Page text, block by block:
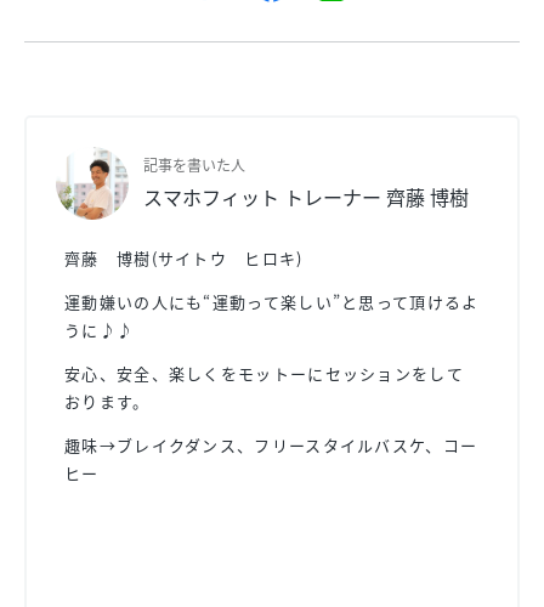
記事を書いた人
スマホフィット トレーナー 齊藤 博樹
齊藤 博樹(サイトウ ヒロキ)
運動嫌いの人にも“運動って楽しい”と思って頂けるよ
うに♪♪
安心、安全、楽しくをモットーにセッションをして
おります。
趣味→ブレイクダンス、フリースタイルバスケ、コー
ヒー